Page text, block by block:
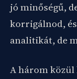
jó minőségű,
korrigálnod,
analitikát, de
A három közül